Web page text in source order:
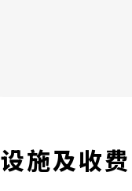
设施及收费